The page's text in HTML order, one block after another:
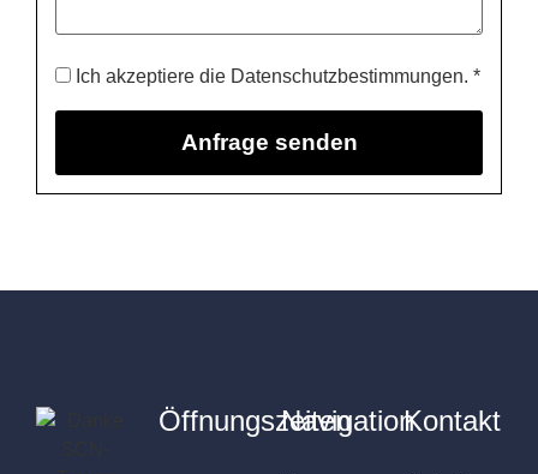
Ich akzeptiere die Datenschutzbestimmungen. *
Öffnungszeiten
NavigationKontakt